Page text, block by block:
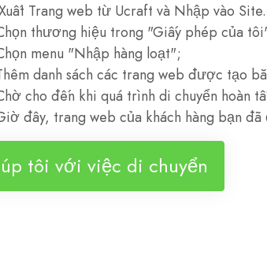
Trang web từ Ucraft và Nhập vào
thương hiệu trong "Giấy phép của
menu "Nhập hàng loạt";
danh sách các trang web được tạo
cho đến khi quá trình di chuyển hoàn
đây, trang web của khách hàng bạn
tôi với việc di chuyển